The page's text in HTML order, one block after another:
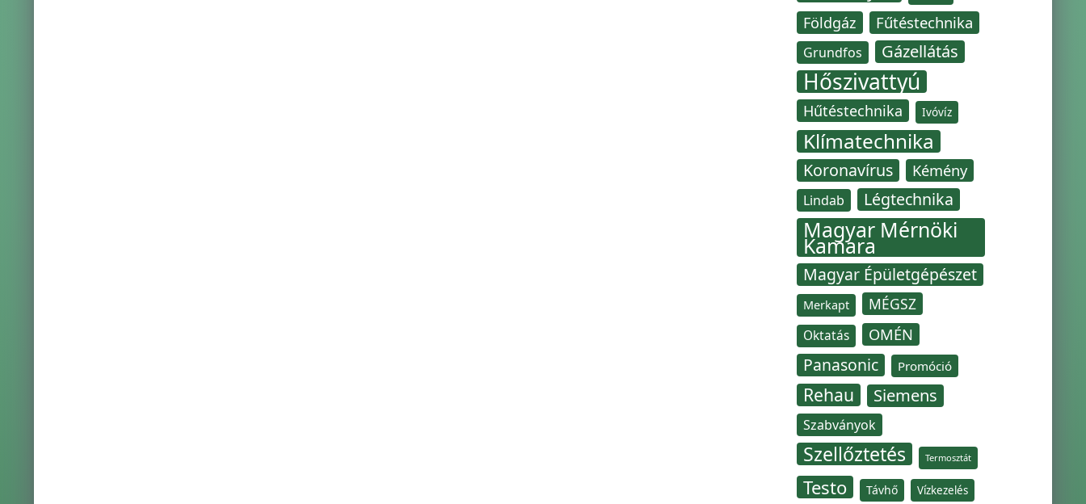
Földgáz Fűtéstechnika
Grundfos Gázellátás
Hőszivattyú
Hűtéstechnika Ivóvíz
Klímatechnika
Koronavírus Kémény
Lindab Légtechnika
Magyar Mérnöki
Kamara
Magyar Épületgépészet
Merkapt MÉGSZ
Oktatás OMÉN
Panasonic Promóció
Rehau Siemens
Szabványok
Szellőztetés Termosztát
Testo Távhő Vízkezelés